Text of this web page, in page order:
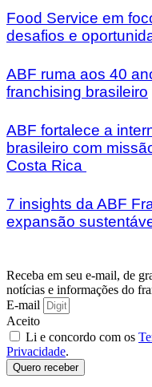
Food Service em
desafios e
ABF ruma aos 40
franchising brasileiro
ABF fortalece a
brasileiro com
Costa Rica
7 insights da ABF
expansão
Receba em seu e-mail, de
notícias e informações do
E-mail
Aceito
Li e concordo com os
Privacidade.
Quero receber